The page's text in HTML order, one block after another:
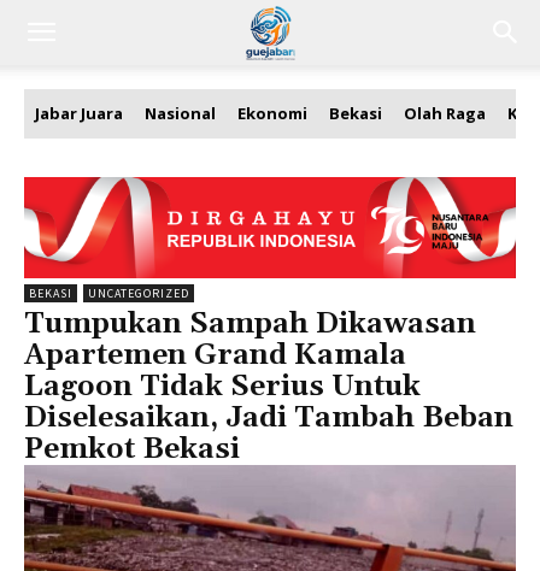
Jabar Juara Nasional Ekonomi Bekasi Olah Raga
BEKASI UNCATEGORIZED
Tumpukan Sampah Dikawasan
Apartemen Grand Kamala
Lagoon Tidak Serius Untuk
Diselesaikan, Jadi Tambah Beban
Pemkot Bekasi